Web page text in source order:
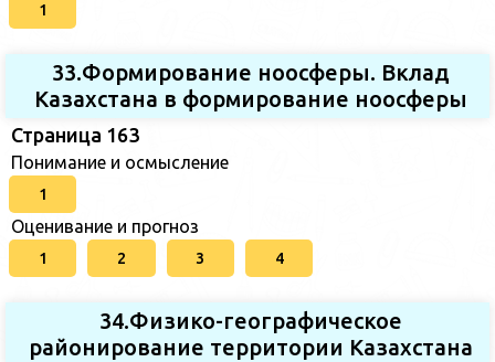
1
33.Формирование ноосферы. Вклад
Казахстана в формирование ноосферы
Страница 163
Понимание и осмысление
1
Оценивание и прогноз
1 2 3 4
34.Физико-географическое
районирование территории Казахстана